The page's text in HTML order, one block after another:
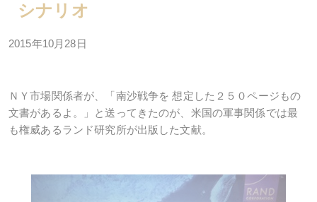
シナリオ
2015年10月28日
ＮＹ市場関係者が、「南沙戦争を 想定した２５０ページもの
文書があるよ。」と送ってきたのが、米国の軍事関係では最
も権威あるランド研究所が出版した文献。